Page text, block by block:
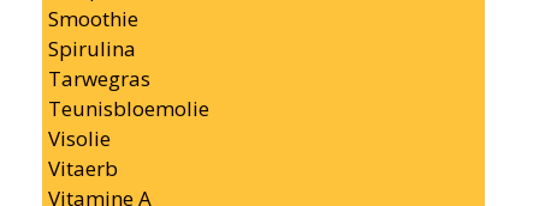
Smoothie
Spirulina
Tarwegras
Teunisbloemolie
Visolie
Vitaerb
Vitamine A